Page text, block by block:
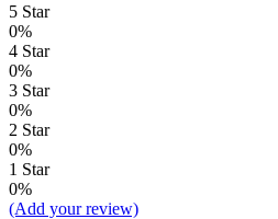
5 Star
0%
4 Star
0%
3 Star
0%
2 Star
0%
1 Star
0%
(Add your review)